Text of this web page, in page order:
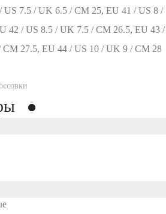
7.5 / UK 6.5 / СМ 25, EU 41 / US 8 /
42 / US 8.5 / UK 7.5 / СМ 26.5, EU 43 /
СМ 27.5, EU 44 / US 10 / UK 9 / СМ 28